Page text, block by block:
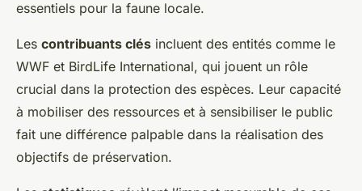
essentiels pour la faune locale.
Les contribuants clés incluent des entités comme le
WWF et BirdLife International, qui jouent un rôle
crucial dans la protection des espèces. Leur capacité
à mobiliser des ressources et à sensibiliser le public
fait une différence palpable dans la réalisation des
objectifs de préservation.